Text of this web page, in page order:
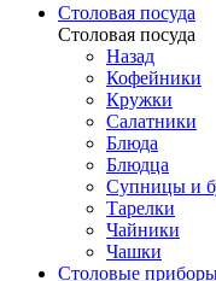
Столовая посуда
Столовая посуда
Назад
Кофейники
Кружки
Салатники
Блюда
Блюдца
Супницы и
Тарелки
Чайники
Чашки
Cтоловые